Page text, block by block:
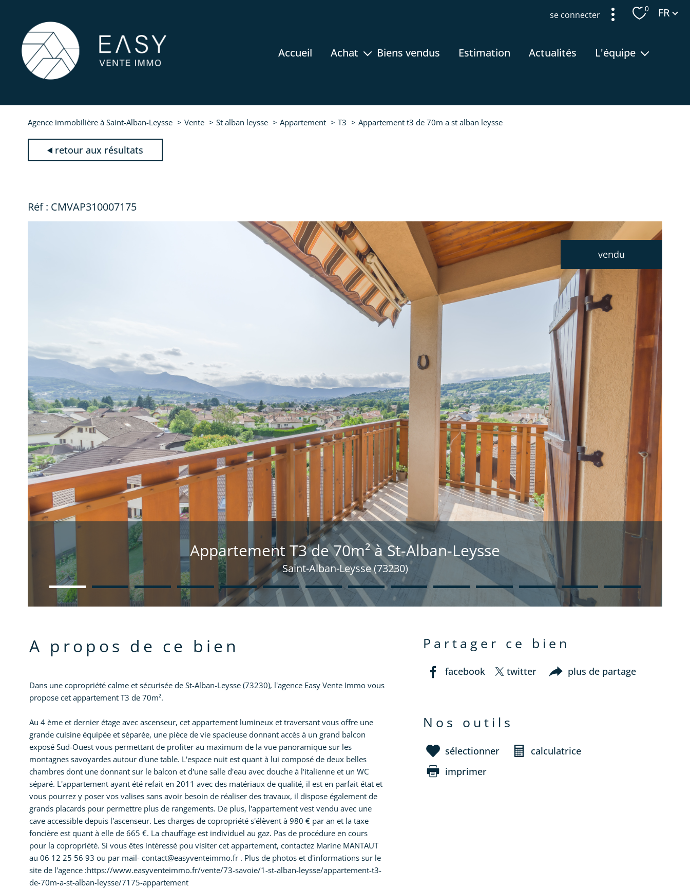
se connecter 0 Langue
FR
accueil achat
terrain
biens vendus estimation actualités l'équipe
Agence immobilière à Saint-Alban-Leysse Vente St alban leysse Appartement T3 Appartement t3 de 70m a st alban leysse
retour aux résultats
Réf : CMVAP310007175
vendu
Appartement T3 de 70m² à St-Alban-Leysse
Saint-Alban-Leysse (73230)
a propos de ce bien
Dans une copropriété calme et sécurisée de St-Alban-Leysse (73230), l'agence Easy Vente Immo vous
propose cet appartement T3 de 70m².
Au 4 ème et dernier étage avec ascenseur, cet appartement lumineux et traversant vous offre une
grande cuisine équipée et séparée, une pièce de vie spacieuse donnant accès à un grand balcon
exposé Sud-Ouest vous permettant de profiter au maximum de la vue panoramique sur les
montagnes savoyardes autour d'une table. L'espace nuit est quant à lui composé de deux belles
chambres dont une donnant sur le balcon et d'une salle d'eau avec douche à l'italienne et un WC
séparé. L'appartement ayant été refait en 2011 avec des matériaux de qualité, il est en parfait état et
vous pourrez y poser vos valises sans avoir besoin de réaliser des travaux, il dispose également de
grands placards pour permettre plus de rangements. De plus, l'appartement vest vendu avec une
cave accessible depuis l'ascenseur. Les charges de copropriété s'élèvent à 980 € par an et la taxe
foncière est quant à elle de 665 €. La chauffage est individuel au gaz. Pas de procédure en cours
pour la copropriété. Si vous êtes intéressé pou visiter cet appartement, contactez Marine MANTAUT
au 06 12 25 56 93 ou par mail- contact@easyventeimmo.fr . Plus de photos et d'informations sur le
site de l'agence :https://www.easyventeimmo.fr/vente/73-savoie/1-st-alban-leysse/appartement-t3-
de-70m-a-st-alban-leysse/7175-appartement
partager ce bien
facebook twitter plus de partage
nos outils
sélectionner
calculatrice
imprimer